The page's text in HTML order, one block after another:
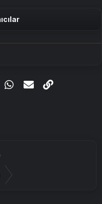
Tumblr WhatsApp
E-posta